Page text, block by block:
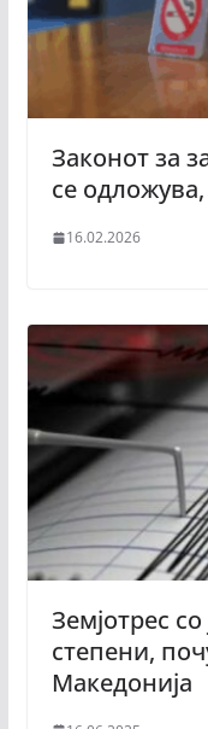
Законот за
се
16.02.2026
Земјотрес
степени,
Македонија